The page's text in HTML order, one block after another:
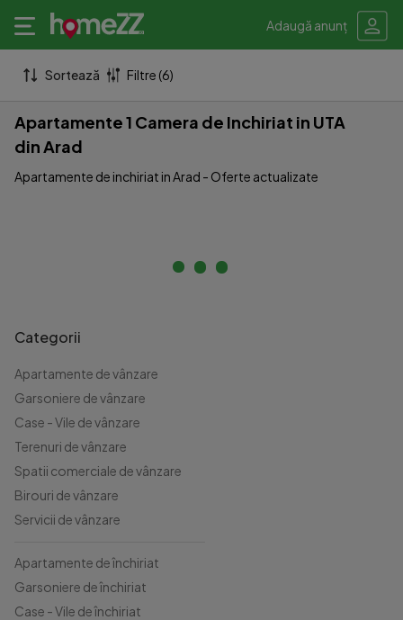
Adaugă anunț
Sortează Filtre (6)
Apartamente 1 Camera de Inchiriat in UTA
din Arad
Apartamente de inchiriat in Arad - Oferte actualizate
Categorii
Apartamente de vânzare
Garsoniere de vânzare
Case - Vile de vânzare
Terenuri de vânzare
Spatii comerciale de vânzare
Birouri de vânzare
Servicii de vânzare
Apartamente de închiriat
Garsoniere de închiriat
Case - Vile de închiriat